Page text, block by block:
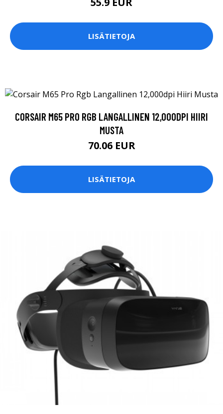
LISÄTIETOJA
CORSAIR M65 PRO RGB LANGALLINEN 12,000DPI HIIRI
MUSTA
70.06 EUR
LISÄTIETOJA